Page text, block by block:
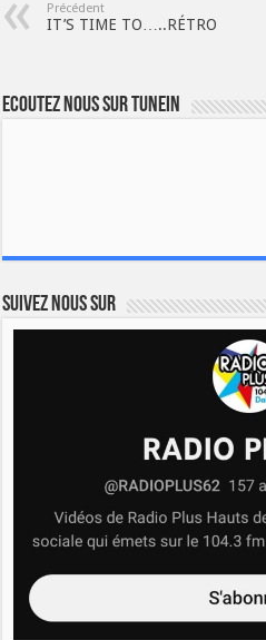
Précédent
IT’S TIME TO…..RÉTRO
Ecoutez nous sur TuneIn
Suivez nous sur